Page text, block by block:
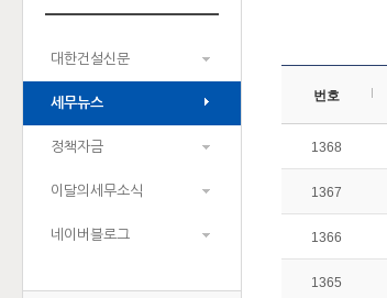
대한건설신문
세무뉴스
정책자금
이달의세무소식
네이버블로그
번호
1368
1367
1366
1365